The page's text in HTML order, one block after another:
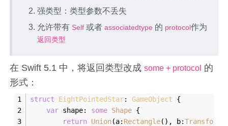
强类型：类型参数不丢失
允许带有 Self 或者associatedtype 的 protocol作为
返回类型
在 Swift 5.1 中，将返回类型改成some + protocol 的
形式：
struct EightPointedStar: GameObject
{
var shape: some Shape {
return Union(a: Rectangle(), b: